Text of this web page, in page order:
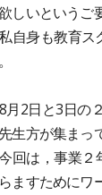
しいというご
自身も教育ス
2日と3日の
生方が集まっ
回は，事業２
ますためにワ